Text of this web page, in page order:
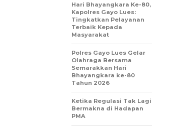
Hari Bhayangkara Ke-80,
Kapolres Gayo Lues:
Tingkatkan Pelayanan
Terbaik Kepada
Masyarakat
Polres Gayo Lues Gelar
Olahraga Bersama
Semarakkan Hari
Bhayangkara ke-80
Tahun 2026
Ketika Regulasi Tak Lagi
Bermakna di Hadapan
PMA